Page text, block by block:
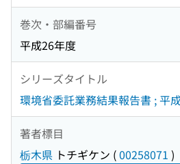
巻次・部編番号
平成26年度
シリーズタイトル
環境省委託業務結果報告書 ; 平
著者標目
栃木県 トチギケン (00258071 )